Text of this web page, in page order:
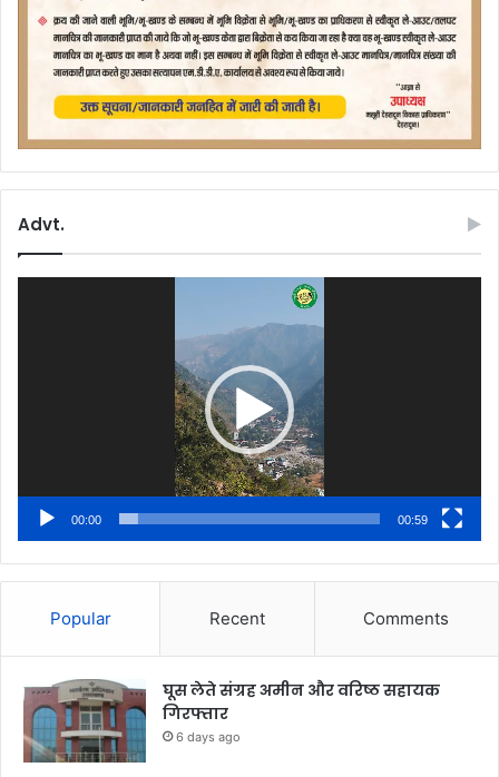
Advt.
00:00 00:59
Popular Recent Comments
घूस लेते संग्रह अमीन और वरिष्ठ सहायक
गिरफ्तार
6 days ago